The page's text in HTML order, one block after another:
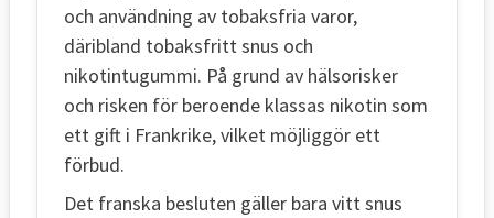
och användning av tobaksfria varor,
däribland tobaksfritt snus och
nikotintugummi. På grund av hälsorisker
och risken för beroende klassas nikotin som
ett gift i Frankrike, vilket möjliggör ett
förbud.
Det franska besluten gäller bara vitt snus